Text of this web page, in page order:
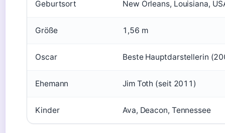
Geburtsort New Orleans, Louisiana,
Größe 1,56 m
Oscar Beste Hauptdarstellerin
Ehemann Jim Toth (seit 2011)
Kinder Ava, Deacon, Tennessee